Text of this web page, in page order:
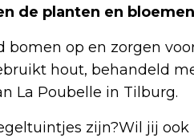
de planten en
op en zorgen
hout, behandeld
La Poubelle in Tilburg.
zijn?Wil jij ook